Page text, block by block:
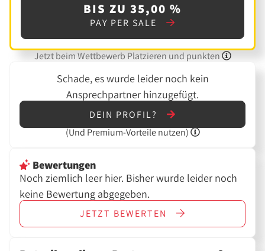
BIS ZU 35,00 %
PAY PER SALE
Jetzt beim Wettbewerb Platzieren und punkten
Schade, es wurde leider noch kein
Ansprechpartner hinzugefügt.
DEIN PROFIL?
(Und Premium-Vorteile nutzen)
Bewertungen
Noch ziemlich leer hier. Bisher wurde leider noch
keine Bewertung abgegeben.
JETZT BEWERTEN